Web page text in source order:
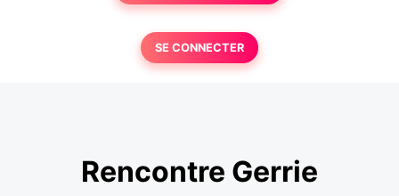
SE CONNECTER
Rencontre Gerrie